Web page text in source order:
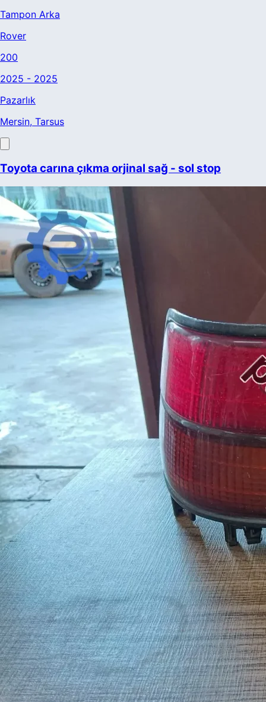
Tampon Arka
Rover
200
2025 - 2025
Pazarlık
Mersin, Tarsus
Toyota carına çıkma orjinal sağ - sol stop